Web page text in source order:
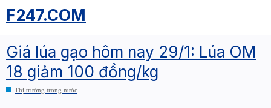
F247.COM
Giá lúa gạo hôm nay 29/1: Lúa OM
18 giảm 100 đồng/kg
Thị trường trong nước